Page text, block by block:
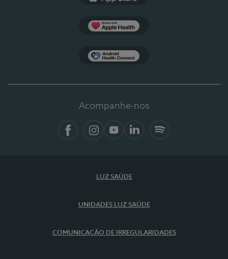
Acompanhe-nos
LUZ SAÚDE
UNIDADES LUZ SAÚDE
COMUNICAÇÃO DE IRREGULARIDADES